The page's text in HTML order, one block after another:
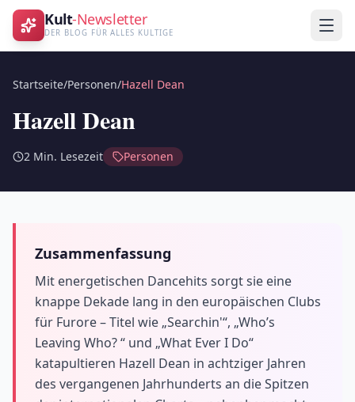
Kult-Newsletter
DER BLOG FÜR ALLES KULTIGE
Startseite/Personen/Hazell Dean
Hazell Dean
2 Min. Lesezeit Personen
Zusammenfassung
Mit energetischen Dancehits sorgt sie eine
knappe Dekade lang in den europäischen Clubs
für Furore – Titel wie „Searchin'“, „Who’s
Leaving Who? “ und „What Ever I Do“
katapultieren Hazell Dean in achtziger Jahren
des vergangenen Jahrhunderts an die Spitzen